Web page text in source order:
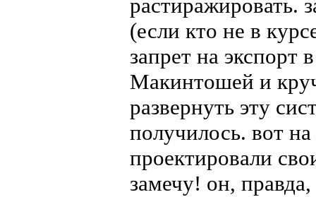
растиражировать.
(если кто не в
запрет на
Макинтошей и
развернуть эту
получилось. вот
проектировали
замечу! он,